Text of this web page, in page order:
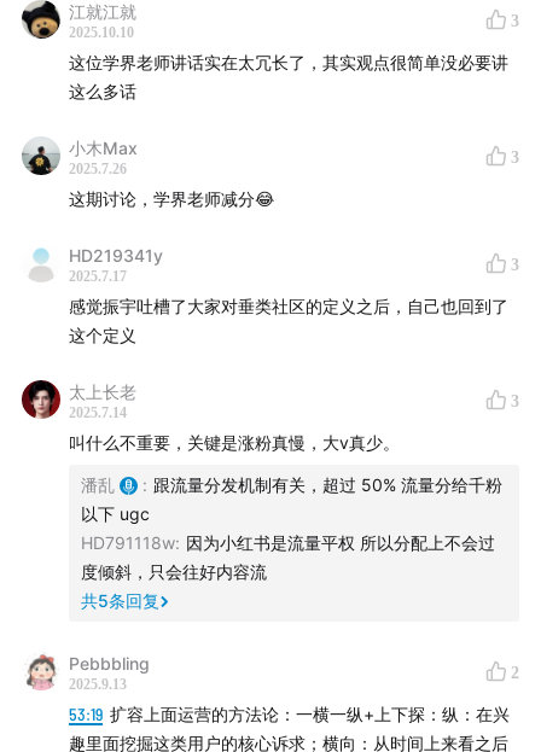
57:03 社区如何有效扩容？如何在维持小众兴趣深度的同
时，拥抱大众化内容？
三
小红书有没有可能变成一个社区的社区？
65:37 垂直社区的生存空间
垂直社区还有突围的可能吗？
80:53 垂直社区跟兴趣社区的关系
「如果你这个平台你做的所有事情大平台都能做，
那你垂类社区的存在意义也是不太大的。」
小红书往前走，需要解决什么问题？还需要做些什
🎵【开场&结尾音乐】
开场&结尾音乐：Capo Productions - Inspire
江就江就
2025.10.10
3
这位学界老师讲话实在太冗长了，其实观点很简单没必要讲
这么多话
小木Max
2025.7.26
3
这期讨论，学界老师减分😂
HD219341y
2025.7.17
3
感觉振宇吐槽了大家对垂类社区的定义之后，自己也回到了
这个定义
太上长老
2025.7.14
3
叫什么不重要，关键是涨粉真慢，大v真少。
潘乱 : 跟流量分发机制有关，超过 50% 流量分给千粉
以下 ugc
HD791118w: 因为小红书是流量平权 所以分配上不会过
度倾斜，只会往好内容流
共5条回复
Pebbbling
2025.9.13
2
53:19 扩容上面运营的方法论：一横一纵+上下探：纵：在兴
趣里面挖掘这类用户的核心诉求；横向：从时间上来看之后